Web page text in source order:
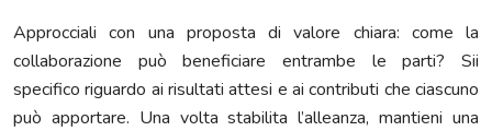
Approcciali con una proposta di valore chiara: come la
collaborazione può beneficiare entrambe le parti? Sii
specifico riguardo ai risultati attesi e ai contributi che ciascuno
può apportare. Una volta stabilita l’alleanza, mantieni una